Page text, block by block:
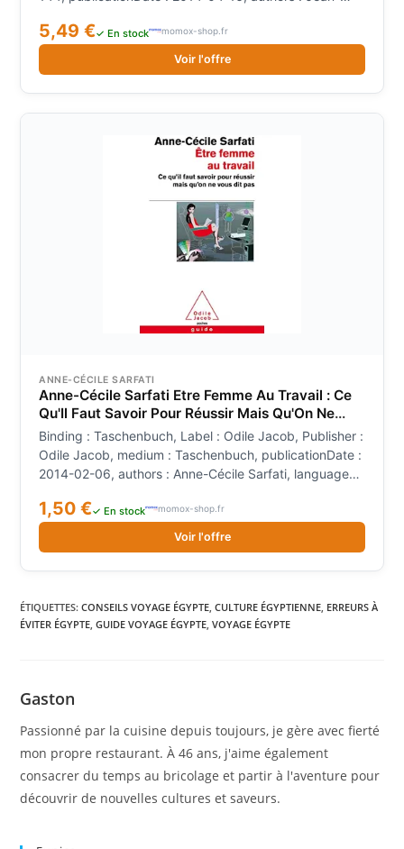
5,49 €✓ En stock momox-shop.fr
Voir l'offre
ANNE-CÉCILE SARFATI
Anne-Cécile Sarfati Etre Femme Au Travail : Ce
Qu'Il Faut Savoir Pour Réussir Mais Qu'On Ne
Vous Dit Pas
Binding : Taschenbuch, Label : Odile Jacob, Publisher :
Odile Jacob, medium : Taschenbuch, publicationDate :
2014-02-06, authors : Anne-Cécile Sarfati, languages :
1,50 €✓ En stock momox-shop.fr
Voir l'offre
ÉTIQUETTES:CONSEILS VOYAGE ÉGYPTE, CULTURE ÉGYPTIENNE, ERREURS À
ÉVITER ÉGYPTE, GUIDE VOYAGE ÉGYPTE, VOYAGE ÉGYPTE
Gaston
Passionné par la cuisine depuis toujours, je gère avec fierté
mon propre restaurant. À 46 ans, j'aime également
consacrer du temps au bricolage et partir à l'aventure pour
découvrir de nouvelles cultures et saveurs.